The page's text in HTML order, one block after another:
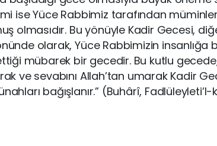
ise Yüce Rabbimiz tarafından
olmasıdır. Bu yönüyle Kadir Gecesi,
olarak, Yüce Rabbimizin insanlığa
mübarek bir gecedir. Bu kutlu
ve sevabını Allah’tan umarak Kadir
bağışlanır.” (Buhârî,